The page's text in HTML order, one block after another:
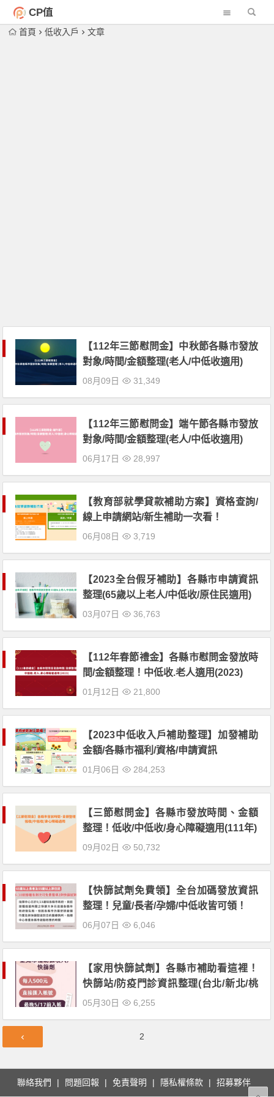
CP值
首頁 低收入戶 文章
【112年三節慰問金】中秋節各縣市發放
對象/時間/金額整理(老人/中低收適用)
08月09日 31,349
【112年三節慰問金】端午節各縣市發放
對象/時間/金額整理(老人/中低收適用)
06月17日 28,997
【教育部就學貸款補助方案】資格查詢/
線上申請網站/新生補助一次看！
06月08日 3,719
【2023全台假牙補助】各縣市申請資訊
整理(65歲以上老人/中低收/原住民適用)
03月07日 36,763
【112年春節禮金】各縣市慰問金發放時
間/金額整理！中低收.老人適用(2023)
01月12日 21,800
【2023中低收入戶補助整理】加發補助
金額/各縣市福利/資格/申請資訊
01月06日 284,253
【三節慰問金】各縣市發放時間、金額
整理！低收/中低收/身心障礙適用(111年)
09月02日 50,732
【快篩試劑免費領】全台加碼發放資訊
整理！兒童/長者/孕婦/中低收皆可領！
06月07日 6,046
【家用快篩試劑】各縣市補助看這裡！
快篩站/防疫門診資訊整理(台北/新北/桃
園/雲林/台中/高雄/宜蘭/台東/屏東等地)
05月30日 6,255
章
2
聯絡我們 問題回報 免責聲明 隱私權條款 招募夥伴